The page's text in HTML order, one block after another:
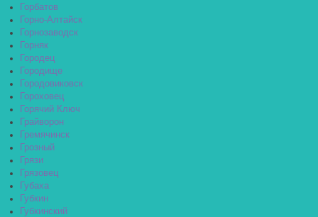
Горбатов
Горно-Алтайск
Горнозаводск
Горняк
Городец
Городище
Городовиковск
Гороховец
Горячий Ключ
Грайворон
Гремячинск
Грозный
Грязи
Грязовец
Губаха
Губкин
Губкинский